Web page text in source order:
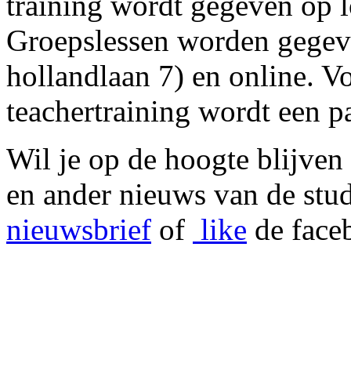
Groepslessen worden
hollandlaan 7) en online.
teachertraining wordt een
Wil je op de hoogte
en ander nieuws van de
nieuwsbrief of like de